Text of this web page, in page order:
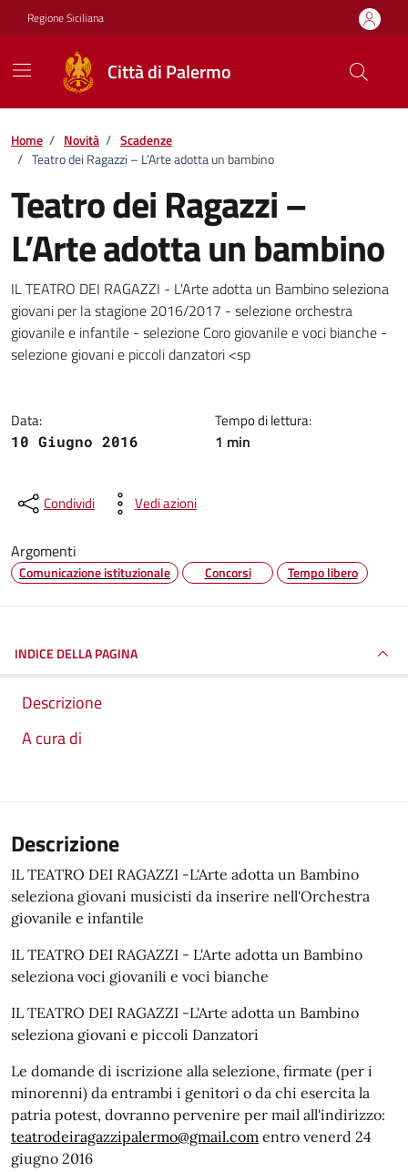
Vai ai contenuti
Vai al footer
Regione Siciliana
Città di Palermo
Home / Novità / Scadenze
/ Teatro dei Ragazzi – L’Arte adotta un bambino
Teatro dei Ragazzi –
L’Arte adotta un bambino
Dettagli della notizia
IL TEATRO DEI RAGAZZI - L'Arte adotta un Bambino seleziona
giovani per la stagione 2016/2017 - selezione orchestra
giovanile e infantile - selezione Coro giovanile e voci bianche -
selezione giovani e piccoli danzatori <sp
Data:
10 Giugno 2016
Tempo di lettura:
1 min
Condividi Vedi azioni
Argomenti
Comunicazione istituzionale Concorsi Tempo libero
INDICE DELLA PAGINA
Descrizione
A cura di
Descrizione
IL TEATRO DEI RAGAZZI -L'Arte adotta un Bambino
seleziona giovani musicisti da inserire nell'Orchestra
giovanile e infantile
IL TEATRO DEI RAGAZZI - L'Arte adotta un Bambino
seleziona voci giovanili e voci bianche
IL TEATRO DEI RAGAZZI -L'Arte adotta un Bambino
seleziona giovani e piccoli Danzatori
Le domande di iscrizione alla selezione, firmate (per i
minorenni) da entrambi i genitori o da chi esercita la
patria potest, dovranno pervenire per mail all'indirizzo:
teatrodeiragazzipalermo@gmail.com entro venerd 24
giugno 2016